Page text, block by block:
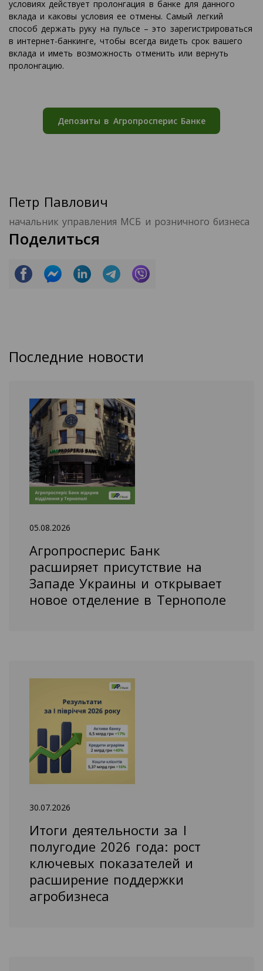
условиях действует пролонгация в банке для данного
вклада и каковы условия ее отмены. Самый легкий
способ держать руку на пульсе – это зарегистрироваться
в интернет-банкинге, чтобы всегда видеть срок вашего
вклада и иметь возможность отменить или вернуть
пролонгацию.
Депозиты в Агропросперис Банке
Петр Павлович
начальник управления МСБ и розничного бизнеса
Поделиться
Последние новости
05.08.2026
Агропросперис Банк
расширяет присутствие на
Западе Украины и открывает
новое отделение в Тернополе
30.07.2026
Итоги деятельности за I
полугодие 2026 года: рост
ключевых показателей и
расширение поддержки
агробизнеса